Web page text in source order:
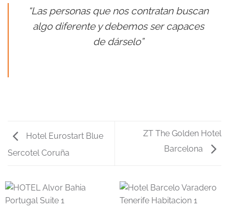
“Las personas que nos contratan buscan
algo diferente y debemos ser capaces
de dárselo”
Hotel Eurostart Blue
Sercotel Coruña
ZT The Golden Hotel
Barcelona